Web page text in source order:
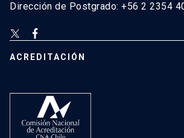
Dirección de Postgrado: +56 2 2354
ACREDITACIÓN